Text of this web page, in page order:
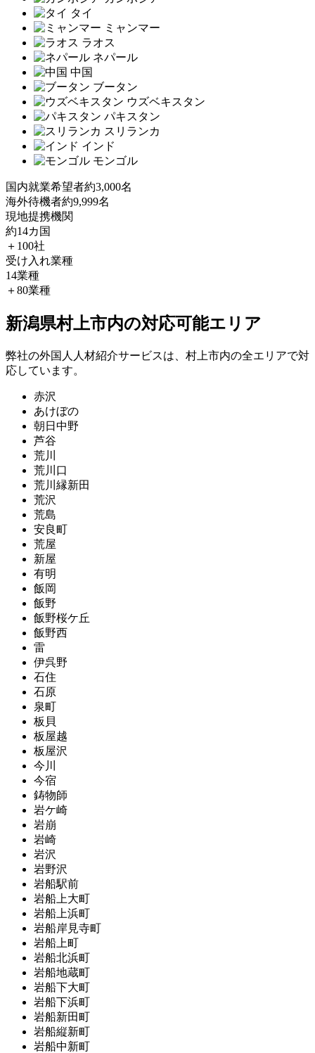
タイ
ミャンマー
ラオス
ネパール
中国
ブータン
ウズベキスタン
パキスタン
スリランカ
インド
モンゴル
国内就業希望者約3,000名
海外待機者約9,999名
現地提携機関
約14カ国
＋100社
受け入れ業種
14業種
＋80業種
新潟県村上市内の対応可能エリア
弊社の外国人人材紹介サービスは、村上市内の全エリアで対
応しています。
赤沢
あけぼの
朝日中野
芦谷
荒川
荒川口
荒川縁新田
荒沢
荒島
安良町
荒屋
新屋
有明
飯岡
飯野
飯野桜ケ丘
飯野西
雷
伊呉野
石住
石原
泉町
板貝
板屋越
板屋沢
今川
今宿
鋳物師
岩ケ崎
岩崩
岩崎
岩沢
岩野沢
岩船駅前
岩船上大町
岩船上浜町
岩船岸見寺町
岩船上町
岩船北浜町
岩船地蔵町
岩船下大町
岩船下浜町
岩船新田町
岩船縦新町
岩船中新町